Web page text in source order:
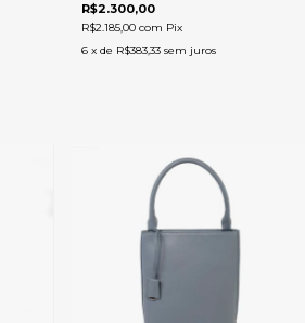
R$2.300,00
R$2.185,00 com Pix
6 x de R$383,33 sem juros